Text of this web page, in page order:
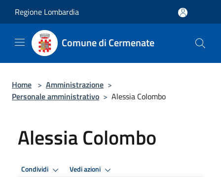
Regione Lombardia
Comune di Cermenate
Home > Amministrazione >
Personale amministrativo > Alessia Colombo
Alessia Colombo
Condividi Vedi azioni